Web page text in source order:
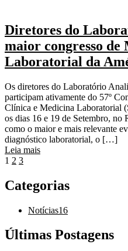
Diretores do
maior congresso de
Laboratorial da
Os diretores do Laboratório
participam ativamente do 57º
Clínica e Medicina Laboratorial
os dias 16 e 19 de Setembro, no
como o maior e mais relevante
diagnóstico laboratorial, o […]
Leia mais
1 2 3
Categorias
Notícias16
Últimas Postagens